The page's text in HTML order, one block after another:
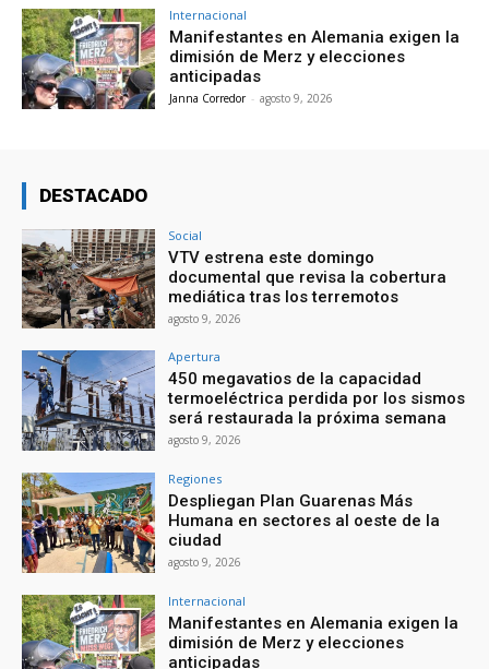
Internacional
Manifestantes en Alemania exigen la
dimisión de Merz y elecciones
anticipadas
Janna Corredor - agosto 9, 2026
DESTACADO
Social
VTV estrena este domingo
documental que revisa la cobertura
mediática tras los terremotos
agosto 9, 2026
Apertura
450 megavatios de la capacidad
termoeléctrica perdida por los sismos
será restaurada la próxima semana
agosto 9, 2026
Regiones
Despliegan Plan Guarenas Más
Humana en sectores al oeste de la
ciudad
agosto 9, 2026
Internacional
Manifestantes en Alemania exigen la
dimisión de Merz y elecciones
anticipadas